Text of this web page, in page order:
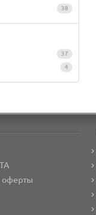
38
37
4
оферты